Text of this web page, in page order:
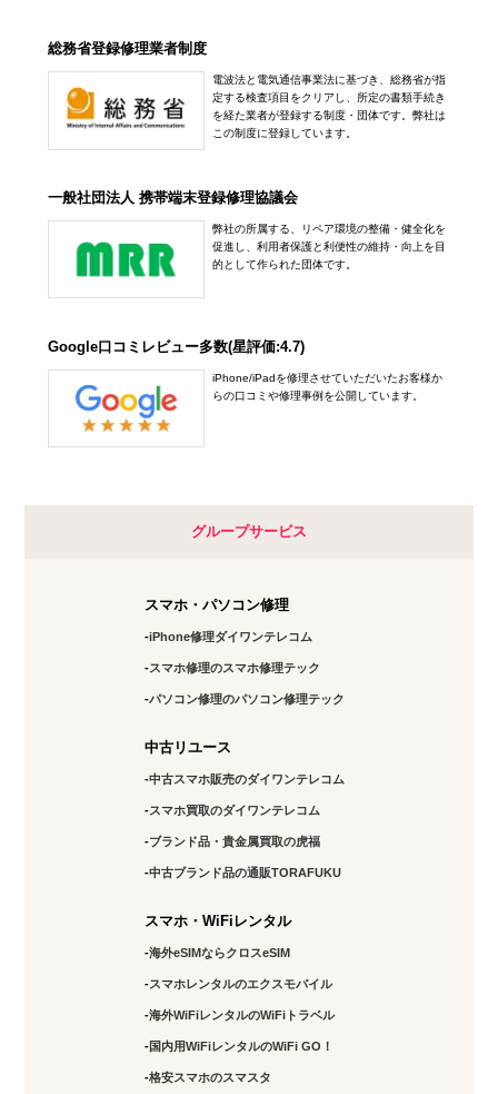
総務省登録修理業者制度
電波法と電気通信事業法に基づき、総務省が指
定する検査項目をクリアし、所定の書類手続き
を経た業者が登録する制度・団体です。弊社は
この制度に登録しています。
一般社団法人 携帯端末登録修理協議会
弊社の所属する、リペア環境の整備・健全化を
促進し、利用者保護と利便性の維持・向上を目
的として作られた団体です。
Google口コミレビュー多数(星評価:4.7)
iPhone/iPadを修理させていただいたお客様か
らの口コミや修理事例を公開しています。
グループサービス
スマホ・パソコン修理
iPhone修理ダイワンテレコム
スマホ修理のスマホ修理テック
パソコン修理のパソコン修理テック
中古リユース
中古スマホ販売のダイワンテレコム
スマホ買取のダイワンテレコム
ブランド品・貴金属買取の虎福
中古ブランド品の通販TORAFUKU
スマホ・WiFiレンタル
海外eSIMならクロスeSIM
スマホレンタルのエクスモバイル
海外WiFiレンタルのWiFiトラベル
国内用WiFiレンタルのWiFi GO！
格安スマホのスマスタ